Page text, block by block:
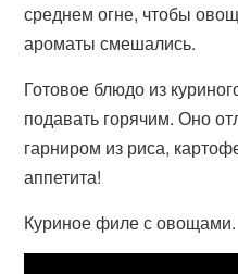
среднем огне, чтобы
ароматы смешались.
Готовое блюдо из
подавать горячим. Оно
гарниром из риса,
аппетита!
Куриное филе с овощами.